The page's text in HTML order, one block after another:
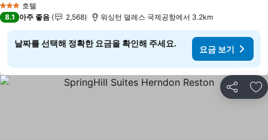
3 성급 호텔
8.1 아주 좋음 2,568 워싱턴 덜레스 국제공항에서 3.2km
날짜를 선택해 정확한 요금을 확인해 주세요.
요금 보기
공유 즐